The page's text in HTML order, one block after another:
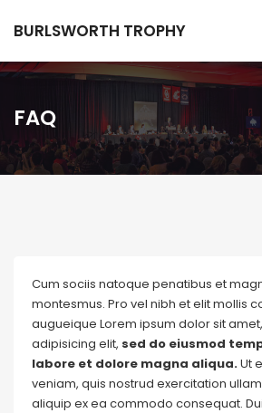
BURLSWORTH TROPHY
FAQ
Cum sociis natoque penatibus et
montesmus. Pro vel nibh et elit mollis
augueique Lorem ipsum dolor sit
adipisicing elit, sed do eiusmod
labore et dolore magna aliqua.Ut
veniam, quis nostrud exercitation
aliquip ex ea commodo consequat.